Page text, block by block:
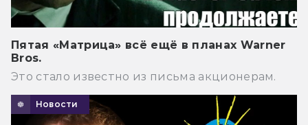
Пятая «Матрица» всё ещё в планах Warner
Bros.
Это стало известно из письма акционерам.
Новости